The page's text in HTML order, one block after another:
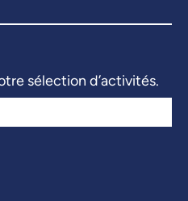
sélection d’activités.